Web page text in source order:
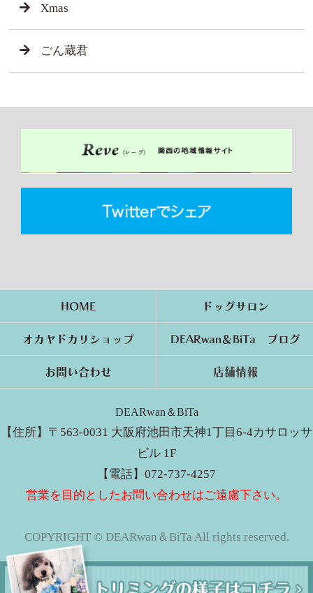
Xmas
ごん蔵君
HOME ドッグサロン
オカヤドカリショップ DEARwan＆BiTa ブログ
お問い合わせ 店舗情報
DEARwan＆BiTa
【住所】〒563-0031 大阪府池田市天神1丁目6-4カサロッサ
ビル 1F
【電話】072-737-4257
営業を目的としたお問い合わせはご遠慮下さい。
COPYRIGHT © DEARwan＆BiTa All rights reserved.